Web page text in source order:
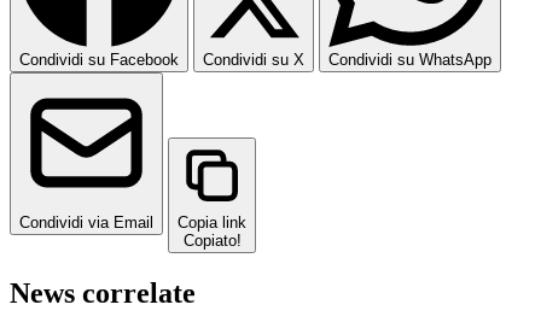
Condividi su Facebook Condividi su X Condividi su WhatsApp
Condividi via Email
Copia link
Copiato!
News correlate